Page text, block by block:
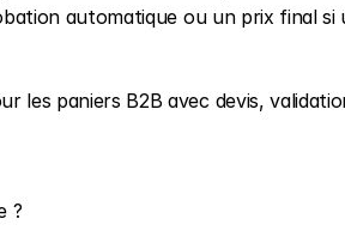
automatique ou un prix final si
les paniers B2B avec devis,
?